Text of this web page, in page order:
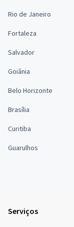
Rio de Janeiro
Fortaleza
Salvador
Goiânia
Belo Horizonte
Brasília
Curitiba
Guarulhos
Serviços